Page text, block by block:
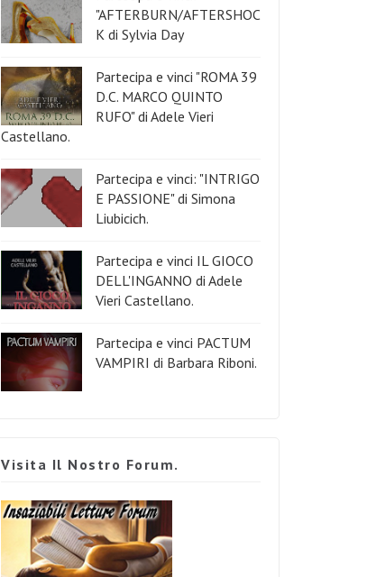
"AFTERBURN/AFTERSHOC
K di Sylvia Day
Partecipa e vinci "ROMA 39
D.C. MARCO QUINTO
RUFO" di Adele Vieri
Castellano.
Partecipa e vinci: "INTRIGO
E PASSIONE" di Simona
Liubicich.
Partecipa e vinci IL GIOCO
DELL'INGANNO di Adele
Vieri Castellano.
Partecipa e vinci PACTUM
VAMPIRI di Barbara Riboni.
Visita Il Nostro Forum.